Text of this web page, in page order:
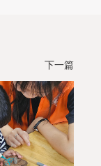
下一篇